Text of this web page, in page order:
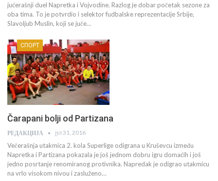
jućerašnji duel Napretka i Vojvodine. Razlog je dobar početak sezone za
oba tima. To je potvrdio i selektor fudbalske reprezentacije Srbije,
Slavoljub Muslin, koji se juče…
СПОРТ
Čarapani bolji od Partizana
РЕДАКЦИЈА јул 31, 2016
Večerašnja utakmica 2. kola Superlige odigrana u Kruševcu između
Napretka i Partizana pokazala je još jednom dobru igru domaćih i još
jedno posrtanje renomiranog protivnika. Napredak je odigrao utakmicu
na vrlo visokom nivou i zasluženo…